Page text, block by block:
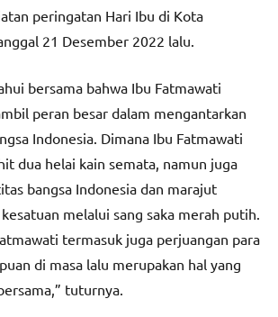
peringatan Hari Ibu di Kota
21 Desember 2022 lalu.
bersama bahwa Ibu Fatmawati
peran besar dalam mengantarkan
Indonesia. Dimana Ibu Fatmawati
dua helai kain semata, namun juga
bangsa Indonesia dan marajut
melalui sang saka merah putih.
termasuk juga perjuangan para
di masa lalu merupakan hal yang
tuturnya.